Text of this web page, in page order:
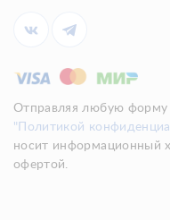
Отправляя любую форму
"Политикой
носит информационный
офертой.